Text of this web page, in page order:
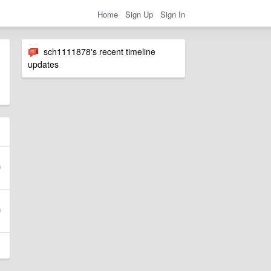
Home Sign Up Sign In
sch1111878's recent timeline
updates